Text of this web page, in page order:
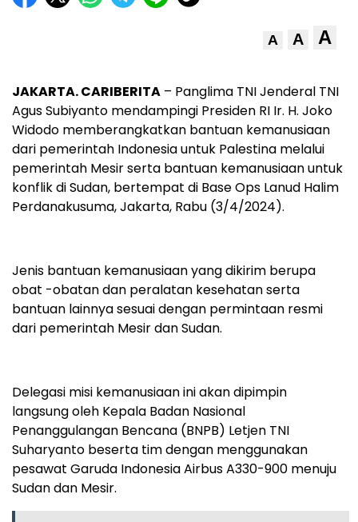
A A A
JAKARTA. CARIBERITA – Panglima TNI Jenderal TNI
Agus Subiyanto mendampingi Presiden RI Ir. H. Joko
Widodo memberangkatkan bantuan kemanusiaan
dari pemerintah Indonesia untuk Palestina melalui
pemerintah Mesir serta bantuan kemanusiaan untuk
konflik di Sudan, bertempat di Base Ops Lanud Halim
Perdanakusuma, Jakarta, Rabu (3/4/2024).
Jenis bantuan kemanusiaan yang dikirim berupa
obat -obatan dan peralatan kesehatan serta
bantuan lainnya sesuai dengan permintaan resmi
dari pemerintah Mesir dan Sudan.
Delegasi misi kemanusiaan ini akan dipimpin
langsung oleh Kepala Badan Nasional
Penanggulangan Bencana (BNPB) Letjen TNI
Suharyanto beserta tim dengan menggunakan
pesawat Garuda Indonesia Airbus A330-900 menuju
Sudan dan Mesir.